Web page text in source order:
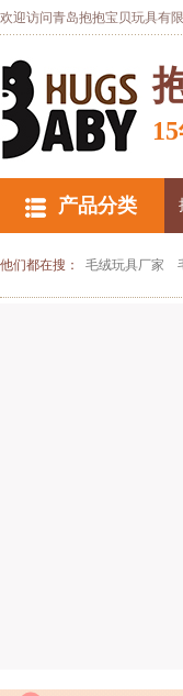
欢迎访问青岛抱抱宝贝玩具有限
产品分类
他们都在搜： 毛绒玩具厂家